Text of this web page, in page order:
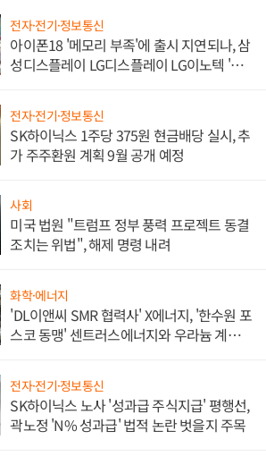
전자·전기·정보통신
아이폰18 '메모리 부족'에 출시 지연되나, 삼
성디스플레이 LG디스플레이 LG이노텍 '탈
전자·전기·정보통신
SK하이닉스 1주당 375원 현금배당 실시, 추
가 주주환원 계획 9월 공개 예정
사회
미국 법원 "트럼프 정부 풍력 프로젝트 동결
조치는 위법", 해제 명령 내려
화학·에너지
'DL이앤씨 SMR 협력사' X에너지, '한수원 포
스코 동맹' 센트러스에너지와 우라늄 계약
전자·전기·정보통신
SK하이닉스 노사 '성과급 주식지급' 평행선,
곽노정 'N% 성과급' 법적 논란 벗을지 주목